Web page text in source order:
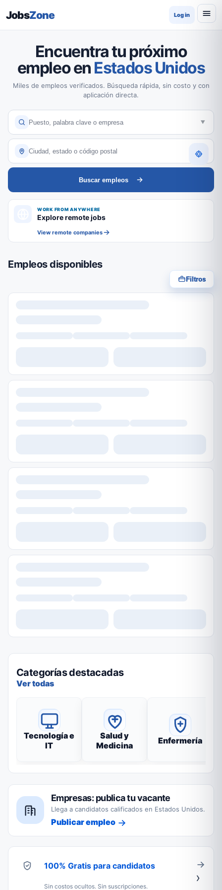
JobsZone Log in
Encuentra tu próximo
empleo en Estados Unidos
Miles de empleos verificados. Búsqueda rápida, sin costo y con
aplicación directa.
Buscar empleos
WORK FROM ANYWHERE
Explore remote jobs
View remote companies
Empleos disponibles
Filtros
Categorías destacadas
Ver todas
Tecnología e
IT
Salud y
Medicina
Enfermería
Empresas: publica tu vacante
Llega a candidatos calificados en Estados Unidos.
Publicar empleo
100% Gratis para candidatos
Sin costos ocultos. Sin suscripciones.